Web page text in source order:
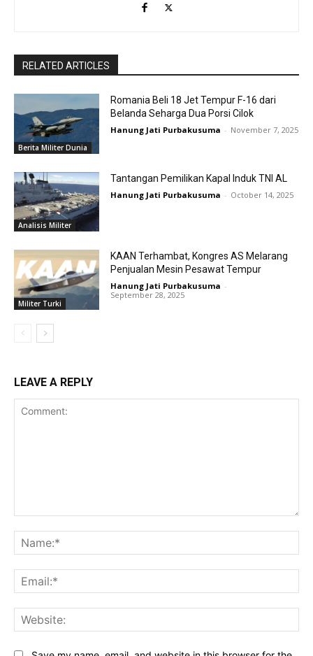
RELATED ARTICLES
Berita Militer Dunia
Romania Beli 18 Jet Tempur F-16 dari
Belanda Seharga Dua Porsi Cilok
Hanung Jati Purbakusuma - November 7, 2025
Analisis Militer
Tantangan Pemilikan Kapal Induk TNI AL
Hanung Jati Purbakusuma - October 14, 2025
Militer Turki
KAAN Terhambat, Kongres AS Melarang
Penjualan Mesin Pesawat Tempur
Hanung Jati Purbakusuma -
September 28, 2025
LEAVE A REPLY